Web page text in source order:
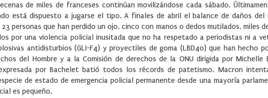
de miles de franceses continúan movilizándose cada sábado.
está dispuesto a jugarse el tipo. A finales de abril el balance de daños del
personas que han perdido un ojo, cinco con manos o dedos mutilados, miles
por una violencia policial inusitada que no ha respetado a periodistas ni a
antidisturbios (GLI-F4) y proyectiles de goma (LBD40) que han hecho
del Hombre y a la Comisión de derechos de la ONU dirigida por Michelle
por Bachelet batió todos los récords de patetismo. Macron
de estado de emergencia policial permanente desde una mayoría
es pequeño.